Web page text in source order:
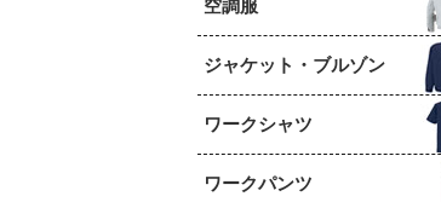
空調服
ジャケット・ブルゾン
ワークシャツ
ワークパンツ